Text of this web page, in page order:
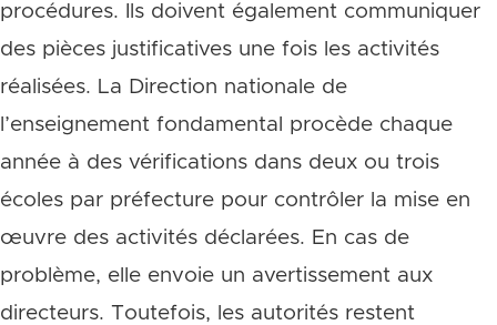
procédures. Ils doivent également communiquer
des pièces justificatives une fois les activités
réalisées. La Direction nationale de
l’enseignement fondamental procède chaque
année à des vérifications dans deux ou trois
écoles par préfecture pour contrôler la mise en
œuvre des activités déclarées. En cas de
problème, elle envoie un avertissement aux
directeurs. Toutefois, les autorités restent